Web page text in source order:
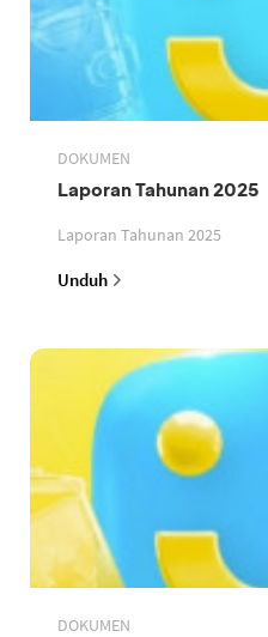
DOKUMEN
Laporan Tahunan 2025
Laporan Tahunan 2025
Unduh
DOKUMEN